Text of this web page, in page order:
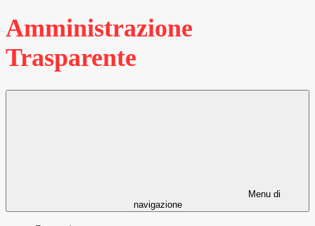
Amministrazione
Trasparente
Menu di
navigazione